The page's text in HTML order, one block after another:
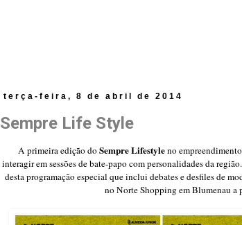
terça-feira, 8 de abril de 2014
Sempre Life Style
A primeira edição doSempre Lifestyleno
interagir em sessões de bate-papocom personalidades da região.
desta programação especial que inclui debates e desfiles de
no Norte Shopping em Blumenau a